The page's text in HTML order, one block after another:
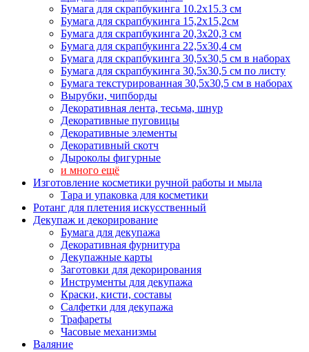
Бумага для скрапбукинга 10.2х15.3 см
Бумага для скрапбукинга 15,2х15,2см
Бумага для скрапбукинга 20,3х20,3 см
Бумага для скрапбукинга 22,5х30,4 см
Бумага для скрапбукинга 30,5х30,5 см в наборах
Бумага для скрапбукинга 30,5х30,5 см по листу
Бумага текстурированная 30,5х30,5 см в наборах
Вырубки, чипборды
Декоративная лента, тесьма, шнур
Декоративные пуговицы
Декоративные элементы
Декоративный скотч
Дыроколы фигурные
и много ещё
Изготовление косметики ручной работы и мыла
Тара и упаковка для косметики
Ротанг для плетения искусственный
Декупаж и декорирование
Бумага для декупажа
Декоративная фурнитура
Декупажные карты
Заготовки для декорирования
Инструменты для декупажа
Краски, кисти, составы
Салфетки для декупажа
Трафареты
Часовые механизмы
Валяние